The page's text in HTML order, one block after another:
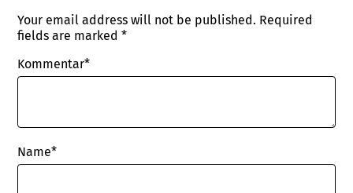
Your email address will not be published. Required
fields are marked*
Kommentar*
Name*